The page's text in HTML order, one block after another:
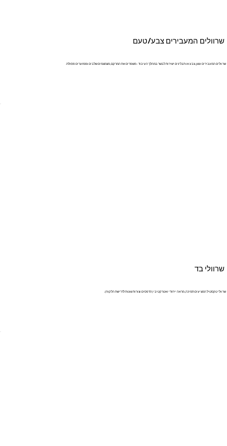
שרוולים המעבירים צבע/טעם
שרוולים המעבירים עשן, צבע או תבלינים ישירות לבשר במהלך העיבוד - משפרים את המרקם, מצמצמים שלבים וממזערים פסולת.
שרוולי בד
שרוולי טקסטיל המציעים תמיכה, מראה ייחודי ואטרקטיבי (הדפסים וצורות שונות לדרישת הלקוח).